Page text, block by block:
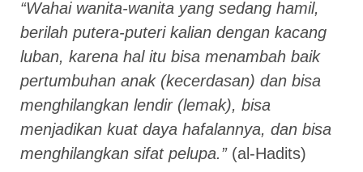
“Wahai wanita-wanita yang sedang hamil,
berilah putera-puteri kalian dengan kacang
luban, karena hal itu bisa menambah baik
pertumbuhan anak (kecerdasan) dan bisa
menghilangkan lendir (lemak), bisa
menjadikan kuat daya hafalannya, dan bisa
menghilangkan sifat pelupa.” (al-Hadits)